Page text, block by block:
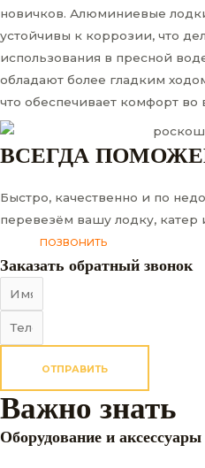
новичков. Алюминиевые
устойчивы к коррозии, что
использования в пресной
обладают более гладким
что обеспечивает комфорт во
ВСЕГДА
Быстро, качественно и по
перевезём вашу лодку, катер
ПОЗВОНИТЬ
Заказать обратный звонок
ОТПРАВИТЬ
Важно знать
Оборудование и аксессуары